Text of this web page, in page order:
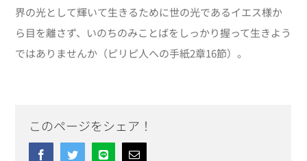
界の光として輝いて生きるために世の光であるイエス様か
ら目を離さず、いのちのみことばをしっかり握って生きよう
ではありませんか（ピリピ人への手紙2章16節）。
このページをシェア！
FacebookTwitterLine Email